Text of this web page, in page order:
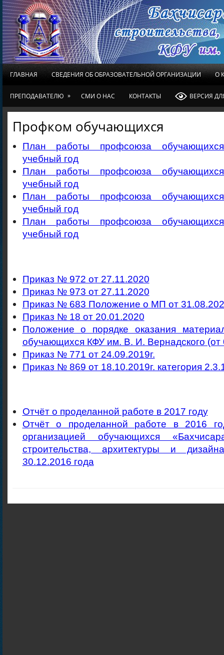
ГЛАВНАЯ СВЕДЕНИЯ ОБ ОБРАЗОВАТЕЛЬНОЙ ОРГАНИЗАЦИИ О
ПРЕПОДАВАТЕЛЮ » СМИ О НАС КОНТАКТЫ ВЕРСИЯ
Профком обучающихся
План работы профсоюза
учебный год
План работы профсоюза
учебный год
План работы профсоюза
учебный год
План работы профсоюза
учебный год
Приказ № 972 от 27.11.2020
Приказ № 973 от 27.11.2020
Приказ № 683 Положение о МП от
Приказ № 18 от 20.01.2020
Положение о порядке оказания
обучающихся КФУ им. В. И. Вернадского (от
Приказ № 771 от 24.09.2019г.
Приказ № 869 от 18.10.2019г. категория
Отчёт о проделанной работе в 2017 году
Отчёт о проделанной работе в 2016
организацией обучающихся
строительства, архитектуры и
30.12.2016 года